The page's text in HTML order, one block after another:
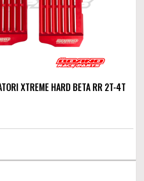
XTREME HARD BETA RR 2T-4T